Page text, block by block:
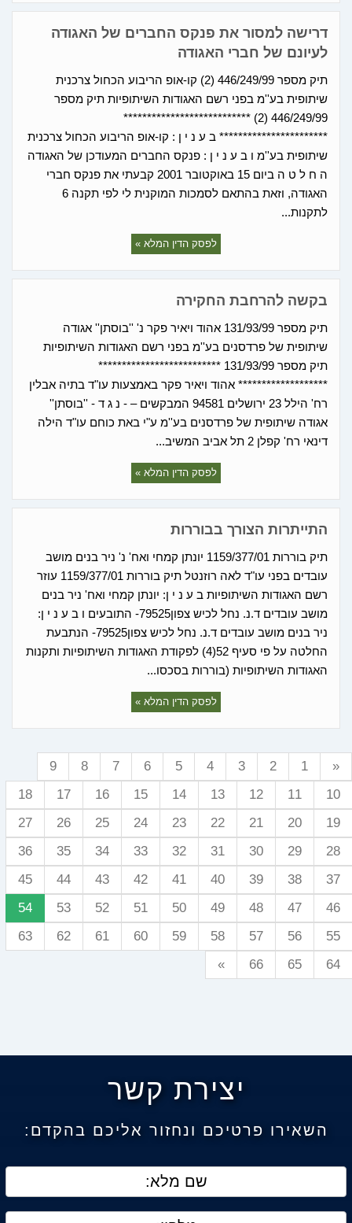
דרישה למסור את פנקס החברים של האגודה
לעיונם של חברי האגודה
תיק מספר 446/249/99 (2) קו-אופ הריבוע הכחול צרכנית
שיתופית בע''מ בפני רשם האגודות השיתופיות תיק מספר
446/249/99 (2) ***************************
*********************** ב ע נ י ן : קו-אופ הריבוע הכחול צרכנית
שיתופית בע''מ ו ב ע נ י ן : פנקס החברים המעודכן של האגודה
ה ח ל ט ה ביום 15 באוקטובר 2001 קבעתי את פנקס חברי
האגודה, וזאת בהתאם לסמכות המוקנית לי לפי תקנה 6
לתקנות...
לפסק הדין המלא »
בקשה להרחבת החקירה
תיק מספר 131/93/99 אהוד ויאיר פקר נ' ''בוסתן'' אגודה
שיתופית של פרדסנים בע''מ בפני רשם האגודות השיתופיות
תיק מספר 131/93/99 **************************
******************* אהוד ויאיר פקר באמצעות עו"ד בתיה אבלין
רח' הילל 23 ירושלים 94581 המבקשים – - נ ג ד - ''בוסתן''
אגודה שיתופית של פרדסנים בע''מ ע"י באת כוחם עו"ד הילה
דינאי רח' קפלן 2 תל אביב המשיב...
לפסק הדין המלא »
התייתרות הצורך בבוררות
תיק בוררות 1159/377/01 יונתן קמחי ואח' נ' ניר בנים מושב
עובדים בפני עו"ד לאה רוזנטל תיק בוררות 1159/377/01 עוזר
רשם האגודות השיתופיות ב ע נ י ן: יונתן קמחי ואח' ניר בנים
מושב עובדים ד.נ. נחל לכיש צפון79525- התובעים ו ב ע נ י ן:
ניר בנים מושב עובדים ד.נ. נחל לכיש צפון79525- הנתבעת
החלטה על פי סעיף 52(4) לפקודת האגודות השיתופיות ותקנות
האגודות השיתופיות (בוררות בסכסו...
לפסק הדין המלא »
«
1
2
3
4
5
6
7
8
9
10
11
12
13
14
15
16
17
18
19
20
21
22
23
24
25
26
27
28
29
30
31
32
33
34
35
36
37
38
39
40
41
42
43
44
45
46
47
48
49
50
51
52
53
54
55
56
57
58
59
60
61
62
63
64
65
66
»
יצירת קשר
השאירו פרטיכם ונחזור אליכם בהקדם: